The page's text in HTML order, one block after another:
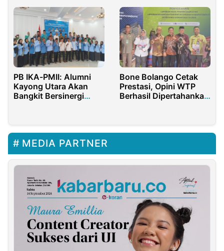
PB IKA-PMII: Alumni
Kayong Utara Akan
Bangkit Bersinergi
Bone Bolango Cetak
Prestasi, Opini WTP
Berhasil Dipertahankan
MEDIA PARTNER